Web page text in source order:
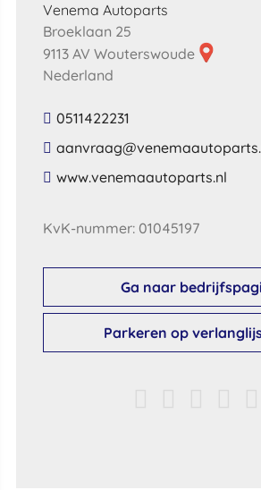
Venema Autoparts
Broeklaan 25
9113 AV Wouterswoude
Nederland
0511422231
​www​.​venemaautoparts​.​nl​
KvK-nummer: 01045197
Ga naar
Parkeren op